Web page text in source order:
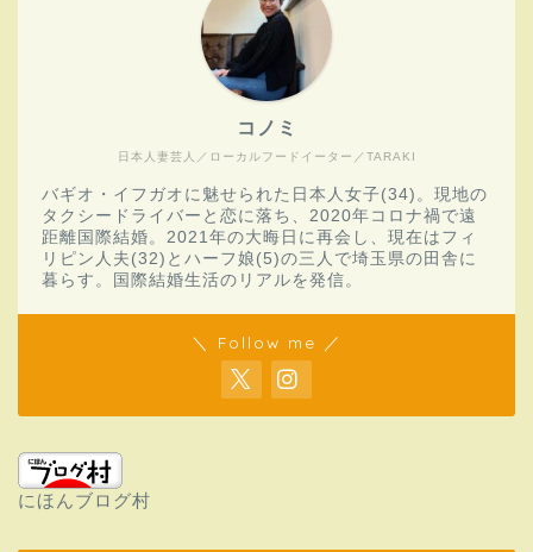
日本人妻芸人／ローカルフードイーター／TARAKI
コノミ
バギオ・イフガオに魅せられた日本人女子(34)。現地の
タクシードライバーと恋に落ち、2020年コロナ禍で遠
距離国際結婚。2021年の大晦日に再会し、現在はフィ
リピン人夫(32)とハーフ娘(5)の三人で埼玉県の田舎に
暮らす。国際結婚生活のリアルを発信。
＼ Follow me ／
にほんブログ村